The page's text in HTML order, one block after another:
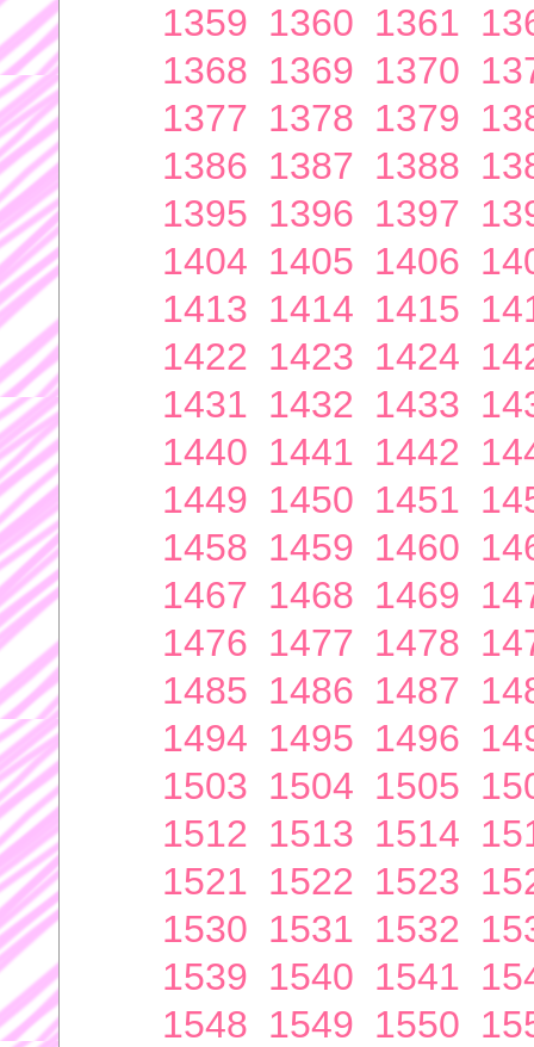
1359 1360 1361
1368 1369 1370
1377 1378 1379
1386 1387 1388
1395 1396 1397
1404 1405 1406
1413 1414 1415
1422 1423 1424
1431 1432 1433
1440 1441 1442
1449 1450 1451
1458 1459 1460
1467 1468 1469
1476 1477 1478
1485 1486 1487
1494 1495 1496
1503 1504 1505
1512 1513 1514
1521 1522 1523
1530 1531 1532
1539 1540 1541
1548 1549 1550